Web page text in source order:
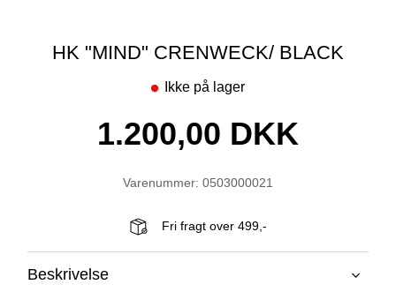
HK "MIND" CRENWECK/ BLACK
Ikke på lager
1.200,00 DKK
Varenummer: 0503000021
Fri fragt over 499,-
Beskrivelse